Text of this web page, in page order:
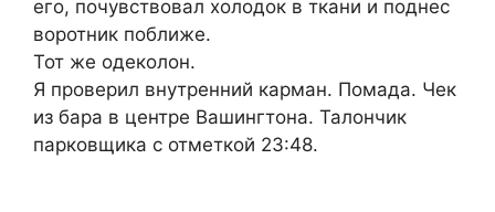
его, почувствовал холодок в ткани и поднес
воротник поближе.
Тот же одеколон.
Я проверил внутренний карман. Помада. Чек
из бара в центре Вашингтона. Талончик
парковщика с отметкой 23:48.